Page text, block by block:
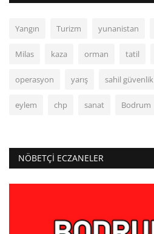
Yangın Turizm yunanistan
Milas kaza orman tatil
operasyon yarış sahil güvenlik
eylem chp sanat Bodrum
NÖBETÇI ECZANELER